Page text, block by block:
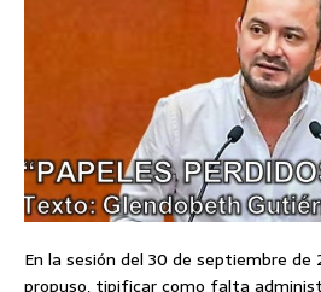
En la sesión del 30 de septiembre de
propuso, tipificar como falta